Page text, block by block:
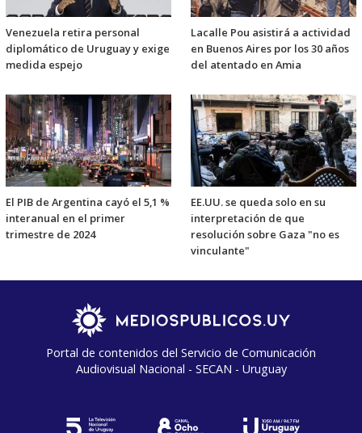
Venezuela retira personal
diplomático de Uruguay y exige
medida espejo
Lacalle Pou asistirá a actividad
en Buenos Aires por los 30 años
del atentado en Amia
El PIB de Argentina cayó el 5,1 %
interanual en el primer
trimestre de 2024
EE.UU. se queda solo en su
interpretación de que
resolución sobre Gaza "no es
vinculante"
Portal de contenidos del Servicio de Comunicación
Audiovisual Nacional - SECAN - Uruguay